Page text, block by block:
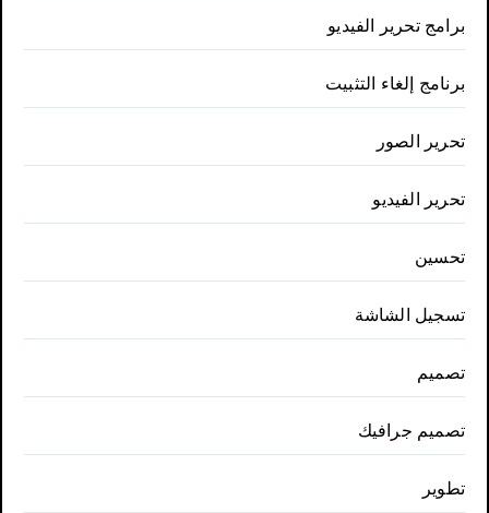
برامج تحرير الفيديو
برنامج إلغاء التثبيت
تحرير الصور
تحرير الفيديو
تحسين
تسجيل الشاشة
تصميم
تصميم جرافيك
تطوير